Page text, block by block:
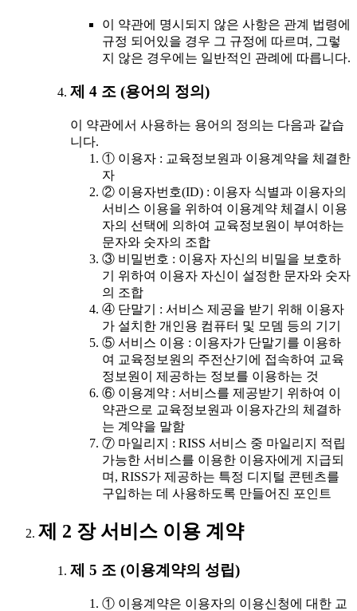
이 약관에 명시되지 않은 사항은 관계 법령에
규정 되어있을 경우 그 규정에 따르며, 그렇
지 않은 경우에는 일반적인 관례에 따릅니다.
제 4 조 (용어의 정의)
이 약관에서 사용하는 용어의 정의는 다음과 같습
니다.
① 이용자 : 교육정보원과 이용계약을 체결한
자
② 이용자번호(ID) : 이용자 식별과 이용자의
서비스 이용을 위하여 이용계약 체결시 이용
자의 선택에 의하여 교육정보원이 부여하는
문자와 숫자의 조합
③ 비밀번호 : 이용자 자신의 비밀을 보호하
기 위하여 이용자 자신이 설정한 문자와 숫자
의 조합
④ 단말기 : 서비스 제공을 받기 위해 이용자
가 설치한 개인용 컴퓨터 및 모뎀 등의 기기
⑤ 서비스 이용 : 이용자가 단말기를 이용하
여 교육정보원의 주전산기에 접속하여 교육
정보원이 제공하는 정보를 이용하는 것
⑥ 이용계약 : 서비스를 제공받기 위하여 이
약관으로 교육정보원과 이용자간의 체결하
는 계약을 말함
⑦ 마일리지 : RISS 서비스 중 마일리지 적립
가능한 서비스를 이용한 이용자에게 지급되
며, RISS가 제공하는 특정 디지털 콘텐츠를
구입하는 데 사용하도록 만들어진 포인트
제 2 장 서비스 이용 계약
제 5 조 (이용계약의 성립)
① 이용계약은 이용자의 이용신청에 대한 교